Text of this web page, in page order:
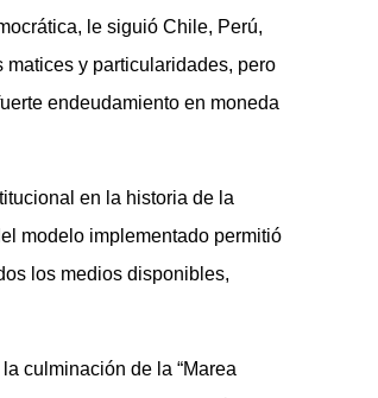
le siguió Chile, Perú,
y particularidades, pero
endeudamiento en moneda
en la historia de la
modelo implementado permitió
los medios disponibles,
culminación de la “Marea